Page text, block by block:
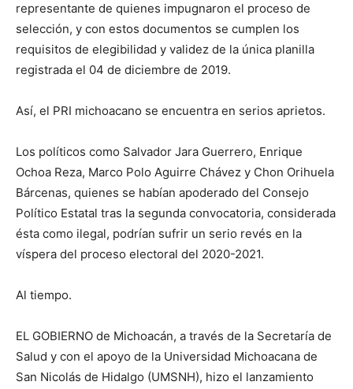
representante de quienes impugnaron el proceso de
selección, y con estos documentos se cumplen los
requisitos de elegibilidad y validez de la única planilla
registrada el 04 de diciembre de 2019.
Así, el PRI michoacano se encuentra en serios aprietos.
Los políticos como Salvador Jara Guerrero, Enrique
Ochoa Reza, Marco Polo Aguirre Chávez y Chon Orihuela
Bárcenas, quienes se habían apoderado del Consejo
Político Estatal tras la segunda convocatoria, considerada
ésta como ilegal, podrían sufrir un serio revés en la
víspera del proceso electoral del 2020-2021.
Al tiempo.
EL GOBIERNO de Michoacán, a través de la Secretaría de
Salud y con el apoyo de la Universidad Michoacana de
San Nicolás de Hidalgo (UMSNH), hizo el lanzamiento